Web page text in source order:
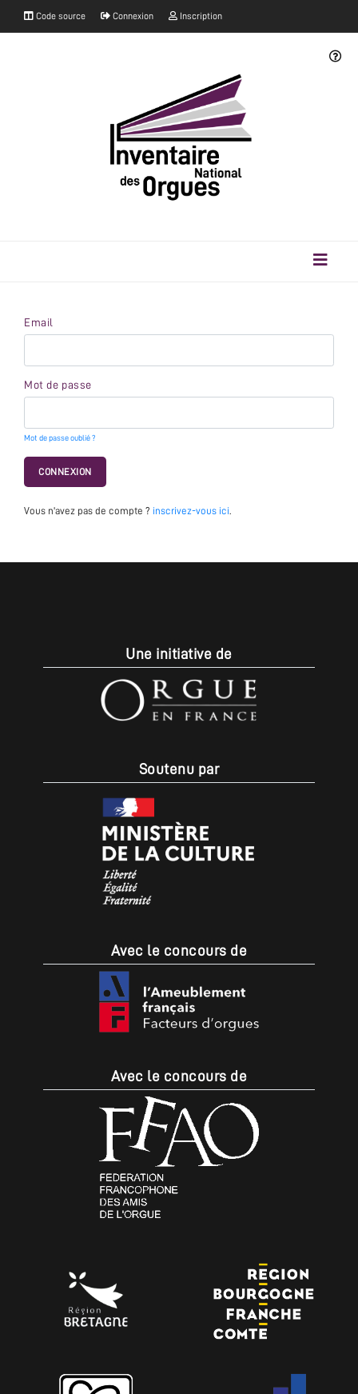
Code source Connexion Inscription
Email
Mot de passe
Mot de passe oublié ?
CONNEXION
Vous n'avez pas de compte ? inscrivez-vous ici.
Une initiative de
Soutenu par
Avec le concours de
Avec le concours de